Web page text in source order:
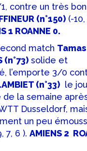
contre un très bon
(n°150) (-
1 ROANNE 0.
match Tamas
(n°73) solide et
l’emporte 3/0
(n°33) le
la semaine
Dusseldorf,
un peu
7, 6 ). AMIENS 2